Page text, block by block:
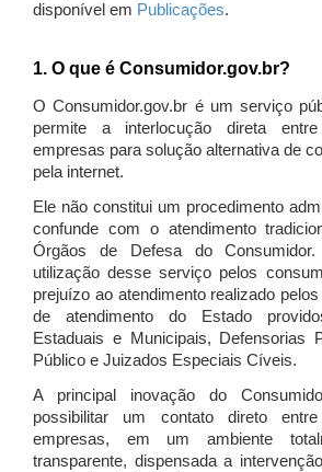
disponível em Publicações.
1. O que é Consumidor.gov.br?
O Consumidor.gov.br é um serviço
permite a interlocução direta
empresas para solução alternativa de
pela internet.
Ele não constitui um procedimento
confunde com o atendimento
Órgãos de Defesa do
utilização desse serviço pelos
prejuízo ao atendimento realizado
de atendimento do Estado
Estaduais e Municipais, Defensorias
Público e Juizados Especiais Cíveis.
A principal inovação do
possibilitar um contato direto
empresas, em um ambiente
transparente, dispensada a